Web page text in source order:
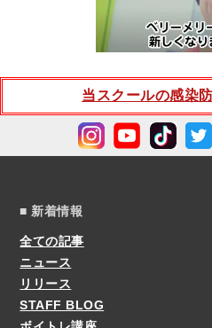
当スクールの感染
■ 新着情報
全ての記事
ニュース
リリース
STAFF BLOG